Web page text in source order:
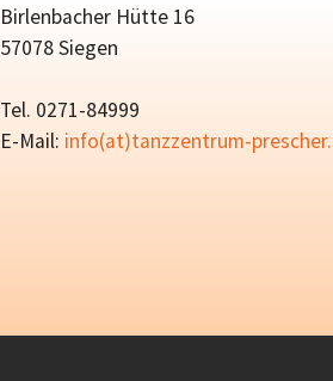
Birlenbacher Hütte 16
57078 Siegen
Tel. 0271-84999
E-Mail: info(at)tanzzentrum-